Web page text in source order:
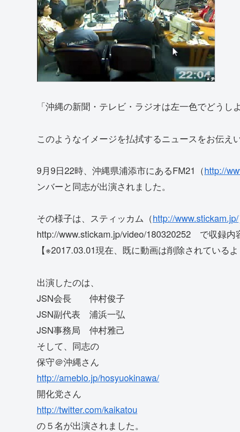
「沖縄の新聞・テレビ・ラジオは左一色でどうし
このようなイメージを払拭するニュースをお伝え
9月9日22時、沖縄県浦添市にあるFM21（http://
ンバーと同志が出演されました。
その様子は、スティッカム（http://www.stickam.jp/
http://www.stickam.jp/video/180320252 で収録内
【※2017.03.01現在、既に動画は削除されているよ
出演したのは、
JSN会長 仲村俊子
JSN副代表 浦浜一弘
JSN事務局 仲村雅己
そして、同志の
保守＠沖縄さん
http://ameblo.jp/hosyuokinawa/
開化党さん
http://twitter.com/kaikatou
の５名が出演されました。